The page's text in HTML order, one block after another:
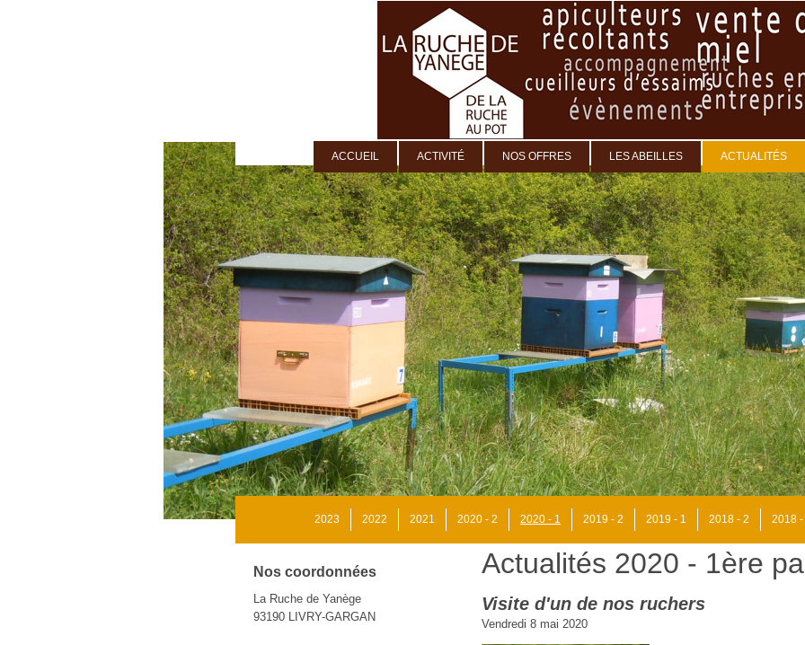
ACCUEIL ACTIVITÉ NOS OFFRES LES ABEILLES ACTUALITÉS
2023 2022 2021 2020 - 2 2020 - 1 2019 - 2 2019 - 1 2018 - 2 2018 -
Actualités 2020 - 1ère
Visite d'un de nos ruchers
Vendredi 8 mai 2020
Nos coordonnées
La Ruche de Yanège
93190 LIVRY-GARGAN